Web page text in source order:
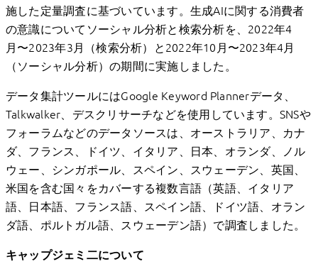
施した定量調査に基づいています。生成AIに関する消費者
の意識についてソーシャル分析と検索分析を、2022年4
月〜2023年3月（検索分析）と2022年10月〜2023年4月
（ソーシャル分析）の期間に実施しました。
データ集計ツールにはGoogle Keyword Plannerデータ、
Talkwalker、デスクリサーチなどを使用しています。SNSや
フォーラムなどのデータソースは、オーストラリア、カナ
ダ、フランス、ドイツ、イタリア、日本、オランダ、ノル
ウェー、シンガポール、スペイン、スウェーデン、英国、
米国を含む国々をカバーする複数言語（英語、イタリア
語、日本語、フランス語、スペイン語、ドイツ語、オラン
ダ語、ポルトガル語、スウェーデン語）で調査しました。
キャップジェミ二について